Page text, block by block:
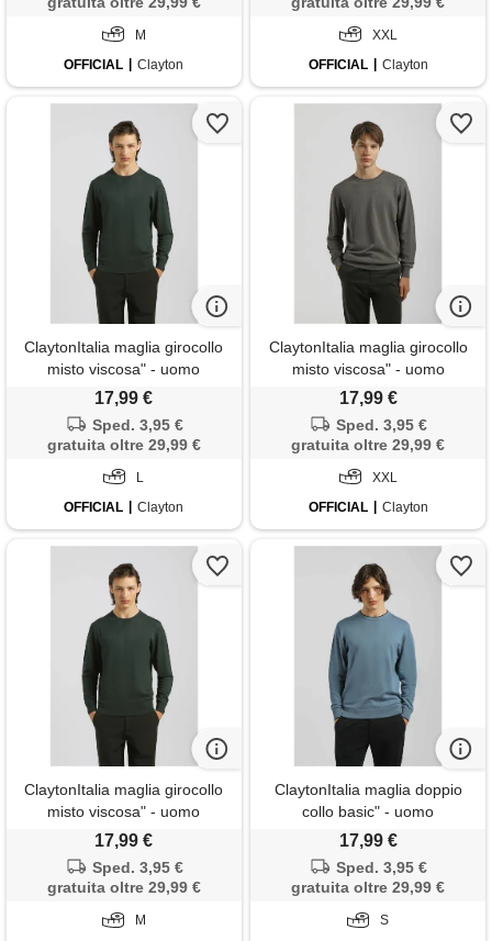
M
OFFICIAL
Clayton
XXL
OFFICIAL
Clayton
ClaytonItalia maglia girocollo
misto viscosa" - uomo
17,99 €
Sped. 3,95 €
gratuita oltre 29,99 €
L
OFFICIAL
Clayton
ClaytonItalia maglia girocollo
misto viscosa" - uomo
17,99 €
Sped. 3,95 €
gratuita oltre 29,99 €
XXL
OFFICIAL
Clayton
ClaytonItalia maglia girocollo
misto viscosa" - uomo
17,99 €
Sped. 3,95 €
gratuita oltre 29,99 €
M
ClaytonItalia maglia doppio
collo basic" - uomo
17,99 €
Sped. 3,95 €
gratuita oltre 29,99 €
S